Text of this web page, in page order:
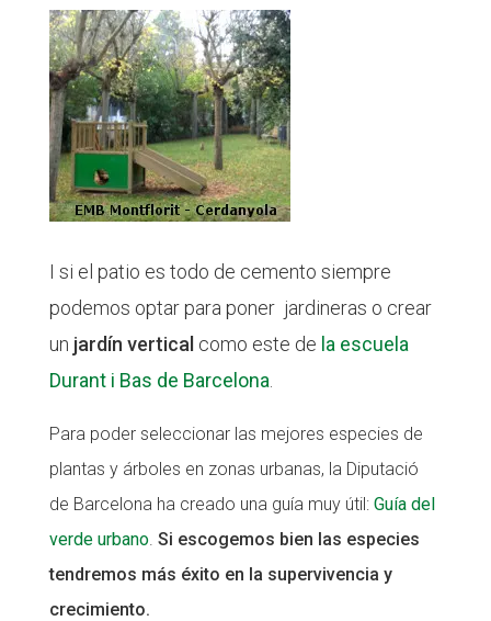
I si el patio es todo de cemento siempre
podemos optar para poner jardineras o crear
un jardín vertical como este de la escuela
Durant i Bas de Barcelona
Para poder seleccionar las mejores especies de
plantas y árboles en zonas urbanas, la Diputació
de Barcelona ha creado una guía muy útil: Guía del
verde urbano. Si escogemos bien las especies
tendremos más éxito en la supervivencia y
crecimiento.